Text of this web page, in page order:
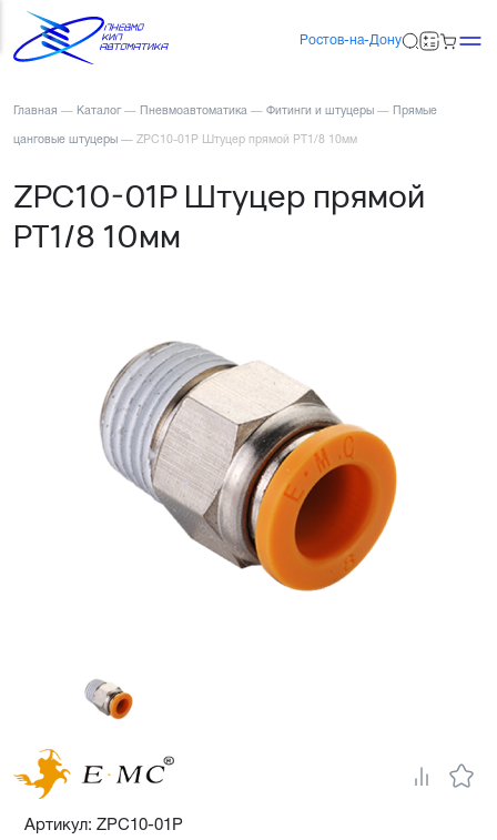
Ростов-на-Дону
Главная — Каталог — Пневмоавтоматика — Фитинги и штуцеры — Прямые
цанговые штуцеры — ZPC10-01P Штуцер прямой PT1/8 10мм
ZPC10-01P Штуцер прямой
PT1/8 10мм
Артикул: ZPC10-01P